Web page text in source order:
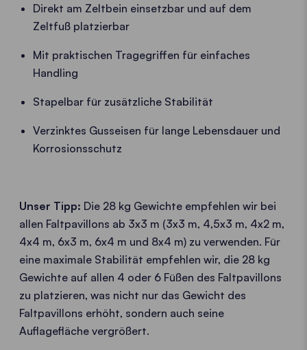
Direkt am Zeltbein einsetzbar und auf dem
Zeltfuß platzierbar
Mit praktischen Tragegriffen für einfaches
Handling
Stapelbar für zusätzliche Stabilität
Verzinktes Gusseisen für lange Lebensdauer und
Korrosionsschutz
Unser Tipp: Die 28 kg Gewichte empfehlen wir bei
allen Faltpavillons ab 3x3 m (3x3 m, 4,5x3 m, 4x2 m,
4x4 m, 6x3 m, 6x4 m und 8x4 m) zu verwenden. Für
eine maximale Stabilität empfehlen wir, die 28 kg
Gewichte auf allen 4 oder 6 Füßen des Faltpavillons
zu platzieren, was nicht nur das Gewicht des
Faltpavillons erhöht, sondern auch seine
Auflagefläche vergrößert.